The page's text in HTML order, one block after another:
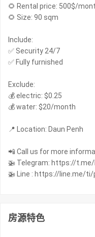
🌻 Rental price: 500$/
🌻 Size: 90 sqm
Include:
✅ Security 24/7
✅ Fully furnished
Exclude:
💰 electric: $0.25
💰 water: $20/month
📍 Location: Daun Penh
📲 Call us for more
🚁 Telegram: https://
🚁 Line : https://line.me/
房源特色